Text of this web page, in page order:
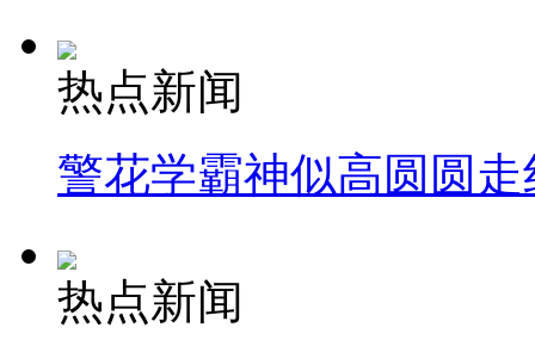
热点新闻
警花学霸神似高圆圆走
热点新闻